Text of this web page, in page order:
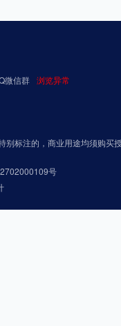
微信群 浏览异常
别标注的，商业用途均须购买
号